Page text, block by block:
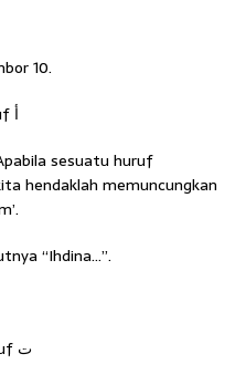
10.
13. Huruf ﻉ ditukar menjadi huruf ﺃ
sesuatu huruf
hendaklah memuncungkan
“Ihdina…”.
17. Huruf ﻁ ditukar menjadi huruf ﺕ